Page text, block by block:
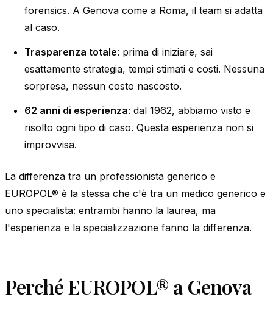
forensics. A Genova come a Roma, il team si adatta
al caso.
Trasparenza totale: prima di iniziare, sai
esattamente strategia, tempi stimati e costi. Nessuna
sorpresa, nessun costo nascosto.
62 anni di esperienza: dal 1962, abbiamo visto e
risolto ogni tipo di caso. Questa esperienza non si
improvvisa.
La differenza tra un professionista generico e
EUROPOL® è la stessa che c'è tra un medico generico e
uno specialista: entrambi hanno la laurea, ma
l'esperienza e la specializzazione fanno la differenza.
Perché EUROPOL® a Genova